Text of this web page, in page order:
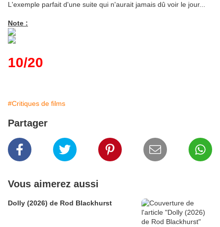
L'exemple parfait d'une suite qui n'aurait jamais dû voir le jour...
Note :
10/20
#Critiques de films
Partager
Vous aimerez aussi
Dolly (2026) de Rod Blackhurst